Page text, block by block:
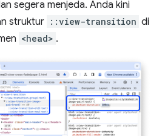
segera menjeda. Anda kini
struktur ::view-transition di
<head> .